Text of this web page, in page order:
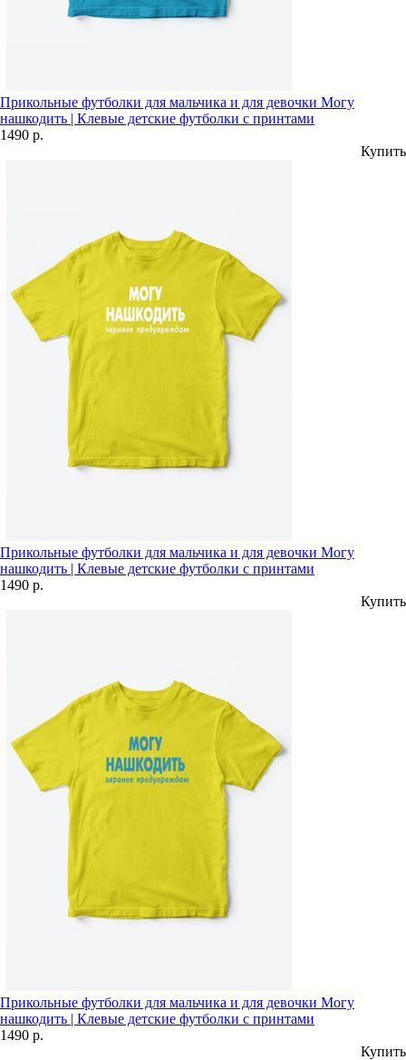
Прикольные футболки для мальчика и для девочки Могу
нашкодить | Клевые детские футболки с принтами
1490 р.
Купить
Прикольные футболки для мальчика и для девочки Могу
нашкодить | Клевые детские футболки с принтами
1490 р.
Купить
Прикольные футболки для мальчика и для девочки Могу
нашкодить | Клевые детские футболки с принтами
1490 р.
Купить